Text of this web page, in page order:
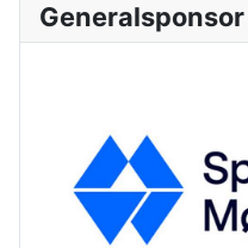
Generalsponsor